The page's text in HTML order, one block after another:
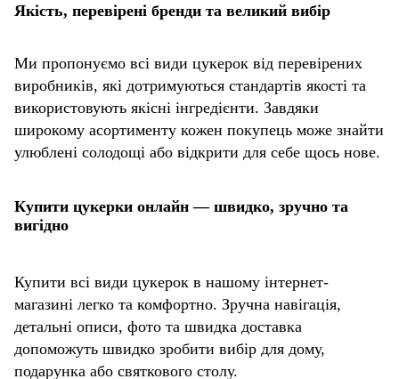
Якість, перевірені бренди та великий вибір
Ми пропонуємо всі види цукерок від перевірених
виробників, які дотримуються стандартів якості та
використовують якісні інгредієнти. Завдяки
широкому асортименту кожен покупець може знайти
улюблені солодощі або відкрити для себе щось нове.
Купити цукерки онлайн — швидко, зручно та
вигідно
Купити всі види цукерок в нашому інтернет-
магазині легко та комфортно. Зручна навігація,
детальні описи, фото та швидка доставка
допоможуть швидко зробити вибір для дому,
подарунка або святкового столу.